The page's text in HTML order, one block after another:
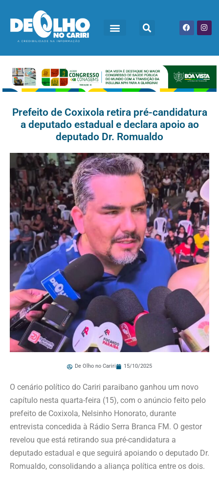
Prefeito de Coxixola retira pré-candidatura
a deputado estadual e declara apoio ao
deputado Dr. Romualdo
De Olho no Cariri 15/10/2025
O cenário político do Cariri paraibano ganhou um novo
capítulo nesta quarta-feira (15), com o anúncio feito pelo
prefeito de Coxixola, Nelsinho Honorato, durante
entrevista concedida à Rádio Serra Branca FM. O gestor
revelou que está retirando sua pré-candidatura a
deputado estadual e que seguirá apoiando o deputado Dr.
Romualdo, consolidando a aliança política entre os dois.